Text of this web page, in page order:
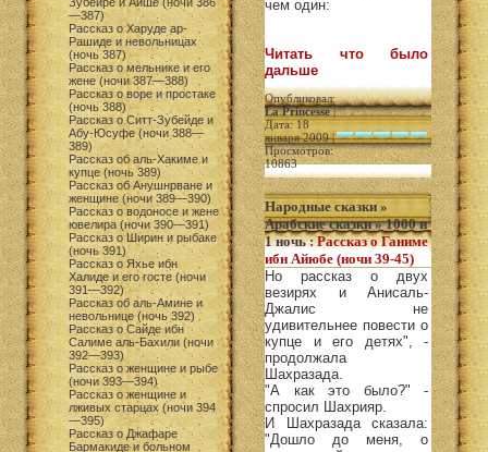
—387)
Рассказ о Харуде ар-
Рашиде и невольницах
(ночь 387)
Рассказ о мельнике и его
жене (ночи 387—388)
Рассказ о воре и простаке
(ночь 388)
Рассказ о Ситт-Зубейде и
Абу-Юсуфе (ночи 388—
389)
Рассказ об аль-Хакиме и
купце (ночь 389)
Рассказ об Анушнрване и
женщине (ночи 389—390)
Рассказ о водоносе и жене
ювелира (ночи 390—391)
Рассказ о Ширин и рыбаке
(ночь 391)
Рассказ о Яхье ибн
Халиде и его госте (ночи
391—392)
Рассказ об аль-Амине и
невольнице (ночь 392)
Рассказ о Сайде ибн
Салиме аль-Бахили (ночи
392—393)
Рассказ о женщине и рыбе
(ночи 393—394)
Рассказ о женщине и
лживых старцах (ночи 394
—395)
Рассказ о Джафаре
Бармакиде и больном
чем один:
Читать что было
дальше
Опубликовал:
La Princesse|
Дата: 18
января 2009 |
Просмотров:
10863
Народные сказки »
Арабские сказки»1000 и
1 ночь:Рассказ о Ганиме
ибн Айюбе (ночи 39-45)
Но рассказ о двух
везирях и Анисаль-
Джалис не
удивительнее повести о
купце и его детях", -
продолжала
Шахразада.
"А как это было?" -
спросил Шахрияр.
И Шахразада сказала:
"Дошло до меня, о